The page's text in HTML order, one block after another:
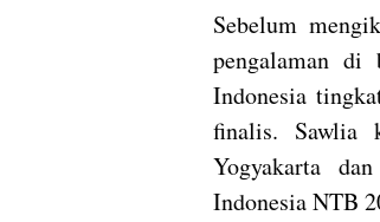
Sebelum
pengalaman di
Indonesia
finalis. Sawlia
Yogyakarta
Indonesia NTB